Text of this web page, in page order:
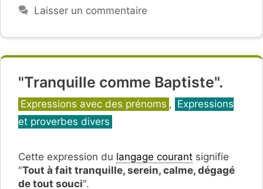
Laisser un commentaire
"Tranquille comme Baptiste".
Catégories
Expressions avec des prénoms , Expressions
et proverbes divers
Cette expression du langage courant signifie
"Tout à fait tranquille, serein, calme, dégagé
de tout souci".